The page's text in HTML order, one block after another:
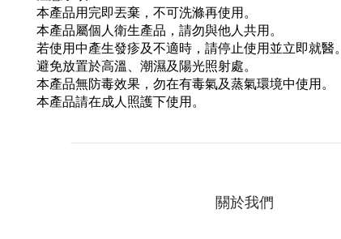
本產品用完即丟棄，不可洗滌再使用。
本產品屬個人衛生產品，請勿與他人共用。
若使用中產生發疹及不適時，請停止使用並立即就醫。
避免放置於高溫、潮濕及陽光照射處。
本產品無防毒效果，勿在有毒氣及蒸氣環境中使用。
本產品請在成人照護下使用。
關於我們